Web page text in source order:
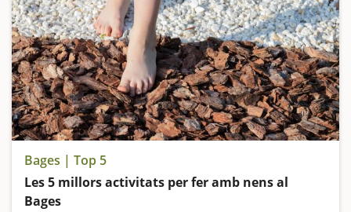
Bages | Top 5
Les 5 millors activitats per fer amb nens al
Bages